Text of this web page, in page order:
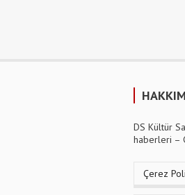
DS Kültür
haberleri –
Çerez